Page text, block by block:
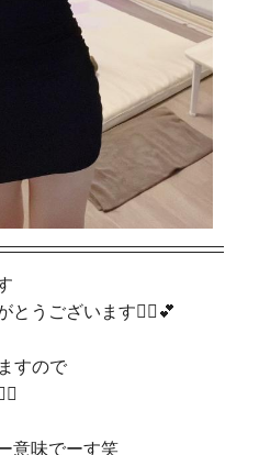
とうございます🦹‍♀️💕
すので
意味でーす笑